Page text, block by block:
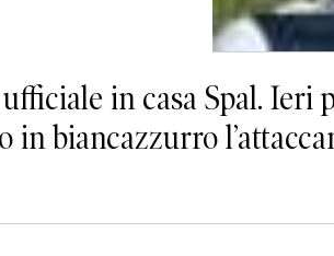
in casa Spal. Ieri
in biancazzurro